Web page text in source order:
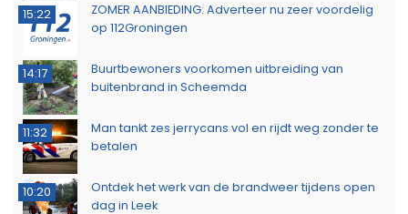
15:22
ZOMER AANBIEDING: Adverteer nu zeer voordelig
op 112Groningen
14:17
Buurtbewoners voorkomen uitbreiding van
buitenbrand in Scheemda
11:32
Man tankt zes jerrycans vol en rijdt weg zonder te
betalen
10:20
Ontdek het werk van de brandweer tijdens open
dag in Leek